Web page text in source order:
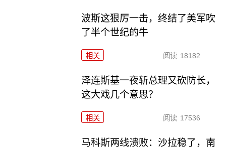
波斯这狠厉一击，终结了美军吹
了半个世纪的牛
相关 阅读 18182
泽连斯基一夜斩总理又砍防长，
这大戏几个意思？
相关 阅读 17536
马科斯两线溃败：沙拉稳了，南